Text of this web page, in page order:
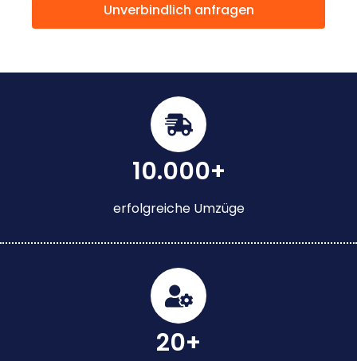
Unverbindlich anfragen
10.000+
erfolgreiche Umzüge
20+